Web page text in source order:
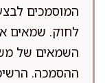
המוסמכים
לחוק. שמאים
השמאים של
ההסמכה.